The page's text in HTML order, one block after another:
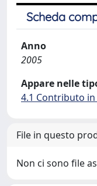
Scheda
Anno
2005
Appare nelle
4.1 Contributo
File in questo
Non ci sono file